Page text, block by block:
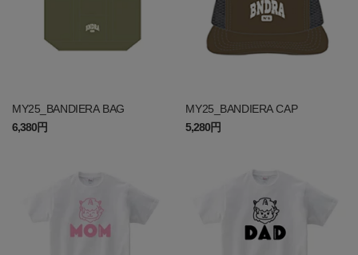
MY25_BANDIERA BAG
6,380円
MY25_BANDIERA CAP
5,280円